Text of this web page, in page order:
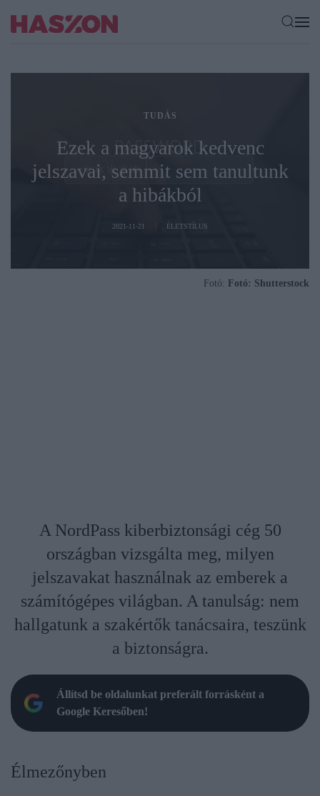
TUDÁS
Ezek a magyarok kedvenc
jelszavai, semmit sem tanultunk
a hibákból
2021-11-21 ÉLETSTÍLUS
Fotó: Fotó: Shutterstock
A NordPass kiberbiztonsági cég 50
országban vizsgálta meg, milyen
jelszavakat használnak az emberek a
számítógépes világban. A tanulság: nem
hallgatunk a szakértők tanácsaira, teszünk
a biztonságra.
Állítsd be oldalunkat preferált forrásként a
Google Keresőben!
Élmezőnyben